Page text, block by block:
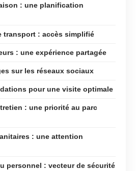
: une planification
transport : accès simplifié
: une expérience partagée
sur les réseaux sociaux
pour une visite optimale
: une priorité au parc
: une attention
personnel : vecteur de sécurité